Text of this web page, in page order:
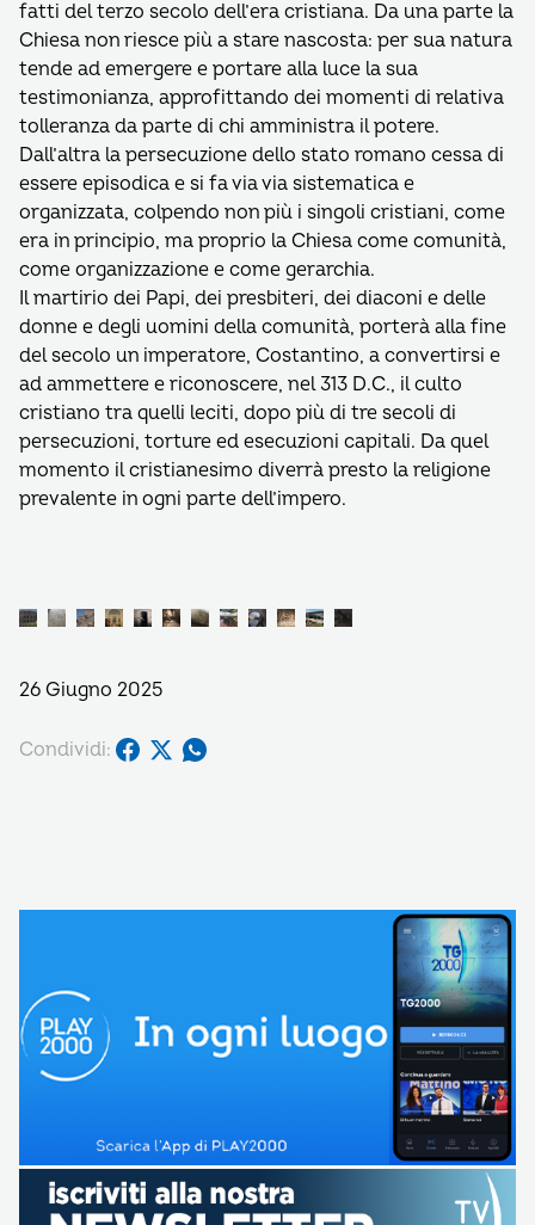
fatti del terzo secolo dell’era cristiana. Da una parte la
Chiesa non riesce più a stare nascosta: per sua natura
tende ad emergere e portare alla luce la sua
testimonianza, approfittando dei momenti di relativa
tolleranza da parte di chi amministra il potere.
Dall’altra la persecuzione dello stato romano cessa di
essere episodica e si fa via via sistematica e
organizzata, colpendo non più i singoli cristiani, come
era in principio, ma proprio la Chiesa come comunità,
come organizzazione e come gerarchia.
Il martirio dei Papi, dei presbiteri, dei diaconi e delle
donne e degli uomini della comunità, porterà alla fine
del secolo un imperatore, Costantino, a convertirsi e
ad ammettere e riconoscere, nel 313 D.C., il culto
cristiano tra quelli leciti, dopo più di tre secoli di
persecuzioni, torture ed esecuzioni capitali. Da quel
momento il cristianesimo diverrà presto la religione
prevalente in ogni parte dell’impero.
26 Giugno 2025
Condividi: